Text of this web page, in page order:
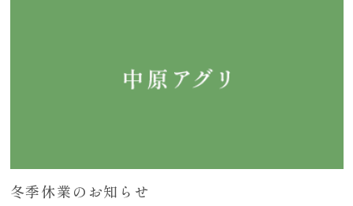
冬季休業のお知らせ